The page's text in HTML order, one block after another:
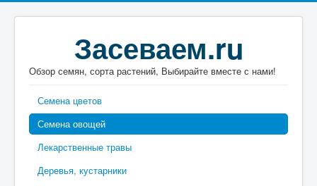
Засеваем.ru
Обзор семян, сорта растений, Выбирайте вместе с нами!
Семена цветов
Семена овощей
Лекарственные травы
Деревья, кустарники